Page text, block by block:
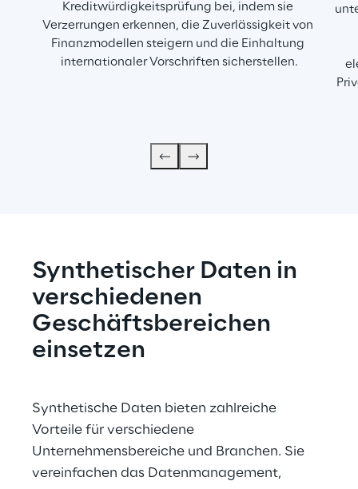
Kreditwürdigkeitsprüfung bei, indem sie
Verzerrungen erkennen, die Zuverlässigkeit von
Finanzmodellen steigern und die Einhaltung
internationaler Vorschriften sicherstellen.
Synthetischer Daten in
verschiedenen
Geschäftsbereichen
einsetzen
Synthetische Daten bieten zahlreiche
Vorteile für verschiedene
Unternehmensbereiche und Branchen. Sie
vereinfachen das Datenmanagement,